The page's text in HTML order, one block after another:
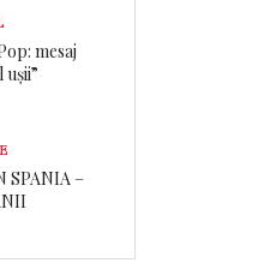
mesaj
ușii”
SPANIA –